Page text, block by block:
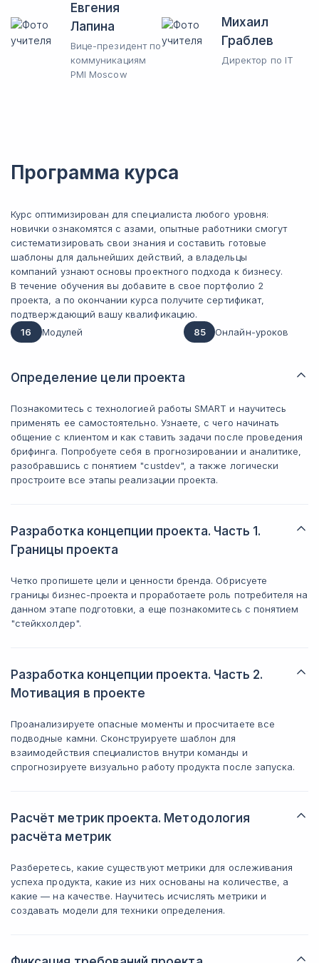
Евгения
Лапина
Вице-президент по
коммуникациям
PMI Moscow
Михаил
Граблев
Директор по IT
Программа курса
Курс оптимизирован для специалиста любого уровня:
новички ознакомятся с азами, опытные работники смогут
систематизировать свои знания и составить готовые
шаблоны для дальнейших действий, а владельцы
компаний узнают основы проектного подхода к бизнесу.
В течение обучения вы добавите в свое портфолио 2
проекта, а по окончании курса получите сертификат,
подтверждающий вашу квалификацию.
16
Модулей 85 Онлайн-уроков
Определение цели проекта
Познакомитесь с технологией работы SMART и научитесь
применять ее самостоятельно. Узнаете, с чего начинать
общение с клиентом и как ставить задачи после проведения
брифинга. Попробуете себя в прогнозировании и аналитике,
разобравшись с понятием "custdev", а также логически
простроите все этапы реализации проекта.
Разработка концепции проекта. Часть 1.
Границы проекта
Четко пропишете цели и ценности бренда. Обрисуете
границы бизнес-проекта и проработаете роль потребителя на
данном этапе подготовки, а еще познакомитесь с понятием
"стейкхолдер".
Разработка концепции проекта. Часть 2.
Мотивация в проекте
Проанализируете опасные моменты и просчитаете все
подводные камни. Сконструируете шаблон для
взаимодействия специалистов внутри команды и
спрогнозируете визуально работу продукта после запуска.
Расчёт метрик проекта. Методология
расчёта метрик
Разберетесь, какие существуют метрики для ослеживания
успеха продукта, какие из них основаны на количестве, а
какие — на качестве. Научитесь исчислять метрики и
создавать модели для техники определения.